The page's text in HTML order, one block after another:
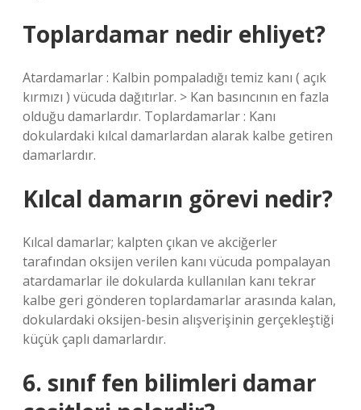
Toplardamar nedir ehliyet?
Atardamarlar : Kalbin pompaladığı temiz kanı ( açık
kırmızı ) vücuda dağıtırlar. > Kan basıncının en fazla
olduğu damarlardır. Toplardamarlar : Kanı
dokulardaki kılcal damarlardan alarak kalbe getiren
damarlardır.
Kılcal damarın görevi nedir?
Kılcal damarlar; kalpten çıkan ve akciğerler
tarafından oksijen verilen kanı vücuda pompalayan
atardamarlar ile dokularda kullanılan kanı tekrar
kalbe geri gönderen toplardamarlar arasında kalan,
dokulardaki oksijen-besin alışverişinin gerçekleştiği
küçük çaplı damarlardır.
6. sınıf fen bilimleri damar